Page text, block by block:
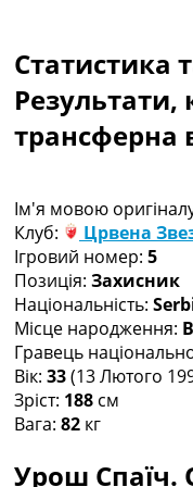
Чемпіонат
Україна.
Україна.
Ліга
Ще
Таблиці
Чемпіонат
Таблиця
Перша Ліга
Таблиця
Таблиця Ла
Таблиця
Всі таблиці
Рейтинги
Рейтинг
Статистика
Результати,
трансферна
Ім'я мовою
Клуб:
Црвена
Ігровий номер: 5
Позиція: Захисник
Національність:
Місце народження:
Гравець
Вік: 33(13 Лютого
Зріст: 188 см
Вага: 82 кг
Урош Спаїч.